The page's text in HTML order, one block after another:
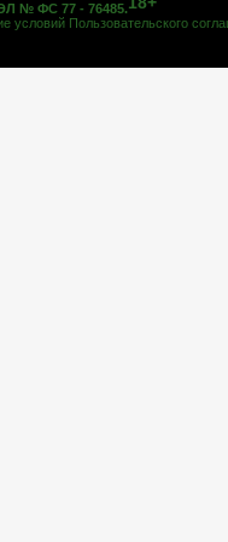
№ ФС 77 - 76485.
условий Пользовательского